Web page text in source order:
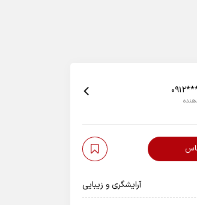
آرایشگری و زیبایی